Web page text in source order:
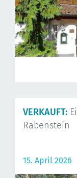
VERKAUFT:
Rabenstein
15. April 2026